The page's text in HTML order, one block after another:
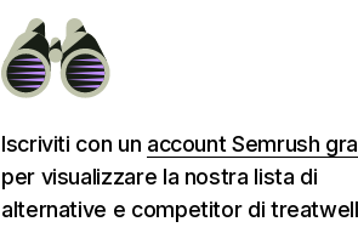
Iscriviti con un account Semrush
per visualizzare la nostra lista di
alternative e competitor di